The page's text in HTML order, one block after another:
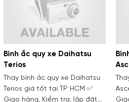
Bình ắc quy xe Daihatsu
Terios
Thay bình ắc quy xe Daihatsu
Terios giá tốt tại TP HCM ✅
Giao hàng, Kiểm tra, lắp đặt